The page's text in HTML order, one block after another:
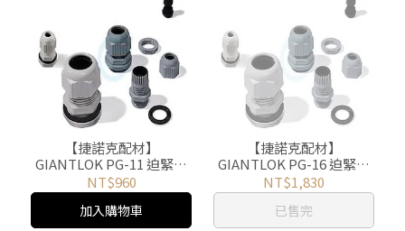
【捷諾克配材】
GIANTLOK PG-11 迫緊式
電纜固定頭 尼龍接頭 電線
電纜固定 PG牙規(黑) 100
入
NT$960
加入購物車
【捷諾克配材】
GIANTLOK PG-16 迫緊式
電纜固定頭 尼龍接頭 電線
電纜固定 PG牙規(黑)100入
NT$1,830
已售完